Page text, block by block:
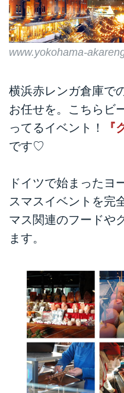
www.yokohama-
横浜赤レンガ倉庫で
お任せを。こちらビ
ってるイベント！
『
です♡
ドイツで始まったヨ
スマスイベントを完
マス関連のフードや
ます。